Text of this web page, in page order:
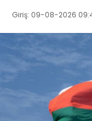
Giriş: 09-08-2026